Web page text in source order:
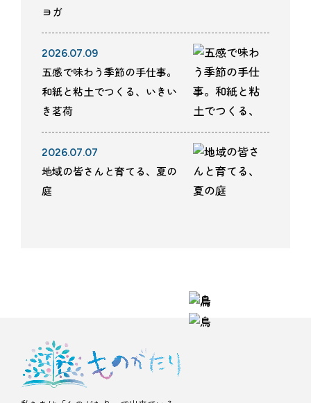
ヨガ
2026.07.09
五感で味わう季節の手仕事。
和紙と粘土でつくる、いきい
き茗荷
2026.07.07
地域の皆さんと育てる、夏の
庭